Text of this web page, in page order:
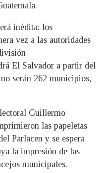
inédita: los
vez a las autoridades
El Salvador a partir del
serán 262 municipios,
Guillermo
las papeletas
Parlacen y se espera
la impresión de las
municipales.